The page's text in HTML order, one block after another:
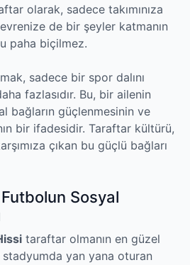
olarak, sadece takımınıza
de bir şeyler katmanın
paha biçilmez.
sadece bir spor dalını
fazlasıdır. Bu, bir ailenin
bağların güçlenmesinin ve
bir ifadesidir. Taraftar kültürü,
çıkan bu güçlü bağları
Sosyal
taraftar olmanın en güzel
yan yana oturan